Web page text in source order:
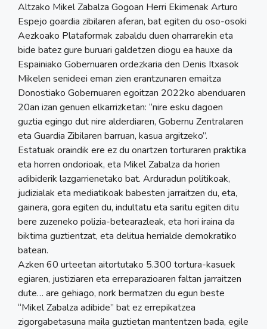
Altzako Mikel Zabalza Gogoan Herri Ekimenak Arturo
Espejo goardia zibilaren aferan, bat egiten du oso-osoki
Aezkoako Plataformak zabaldu duen oharrarekin eta
bide batez gure buruari galdetzen diogu ea hauxe da
Espainiako Gobernuaren ordezkaria den Denis Itxasok
Mikelen senideei eman zien erantzunaren emaitza
Donostiako Gobernuaren egoitzan 2022ko abenduaren
20an izan genuen elkarrizketan: “nire esku dagoen
guztia egingo dut nire alderdiaren, Gobernu Zentralaren
eta Guardia Zibilaren barruan, kasua argitzeko”.
Estatuak oraindik ere ez du onartzen torturaren praktika
eta horren ondorioak, eta Mikel Zabalza da horien
adibiderik lazgarrienetako bat. Arduradun politikoak,
judizialak eta mediatikoak babesten jarraitzen du, eta,
gainera, gora egiten du, indultatu eta saritu egiten ditu
bere zuzeneko polizia-betearazleak, eta hori iraina da
biktima guztientzat, eta delitua herrialde demokratiko
batean.
Azken 60 urteetan aitortutako 5.300 tortura-kasuek
egiaren, justiziaren eta erreparazioaren faltan jarraitzen
dute… are gehiago, nork bermatzen du egun beste
“Mikel Zabalza adibide” bat ez errepikatzea
zigorgabetasuna maila guztietan mantentzen bada, egile